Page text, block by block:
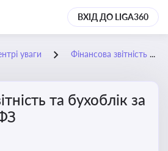
ВХІД ДО LIGA360
уваги Фінансова звітність та бухоблік за П(С)БО і МСФЗ
та бухоблік за